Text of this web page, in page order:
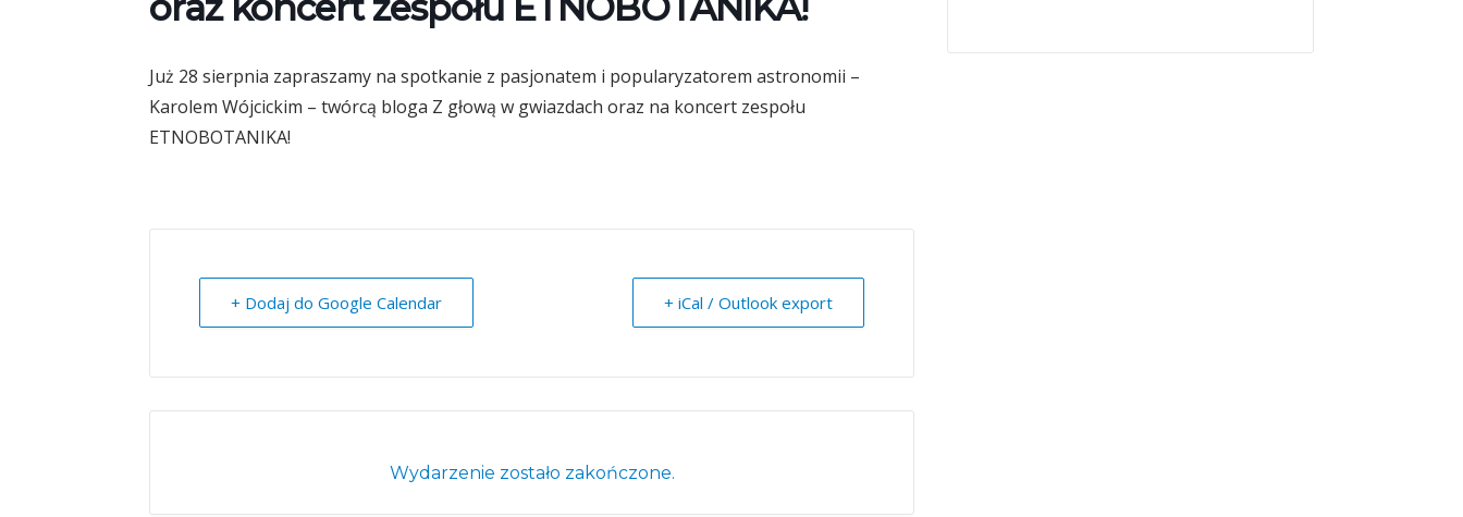
Już 28 sierpnia zapraszamy na spotkanie z pasjonatem i popularyzatorem astronomii –
Karolem Wójcickim – twórcą bloga Z głową w gwiazdach oraz na koncert zespołu
ETNOBOTANIKA!
+ Dodaj do Google Calendar + iCal / Outlook export
Wydarzenie zostało zakończone.